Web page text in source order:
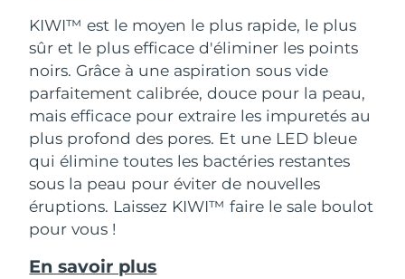
KIWI™ est le moyen le plus rapide, le plus
sûr et le plus efficace d'éliminer les points
noirs. Grâce à une aspiration sous vide
parfaitement calibrée, douce pour la peau,
mais efficace pour extraire les impuretés au
plus profond des pores. Et une LED bleue
qui élimine toutes les bactéries restantes
sous la peau pour éviter de nouvelles
éruptions. Laissez KIWI™ faire le sale boulot
pour vous !
En savoir plus